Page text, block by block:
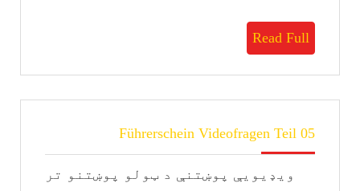
Read Full
Read
Full
Führerschein Videofragen Teil 05
Führerschein
05
ویډیویې پوښتنې د ټولو پوښتنو تر